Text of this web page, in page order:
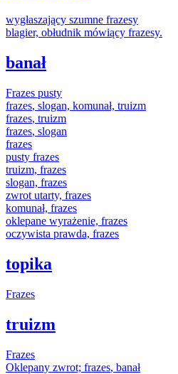
wygłaszający szumne frazesy
blagier, obłudnik mówiący frazesy.
banał
Frazes pusty
frazes, slogan, komunał, truizm
frazes, truizm
frazes, slogan
frazes
pusty frazes
truizm, frazes
slogan, frazes
zwrot utarty, frazes
komunał, frazes
oklepane wyrażenie, frazes
oczywista prawda, frazes
topika
Frazes
truizm
Frazes
Oklepany zwrot; frazes, banał